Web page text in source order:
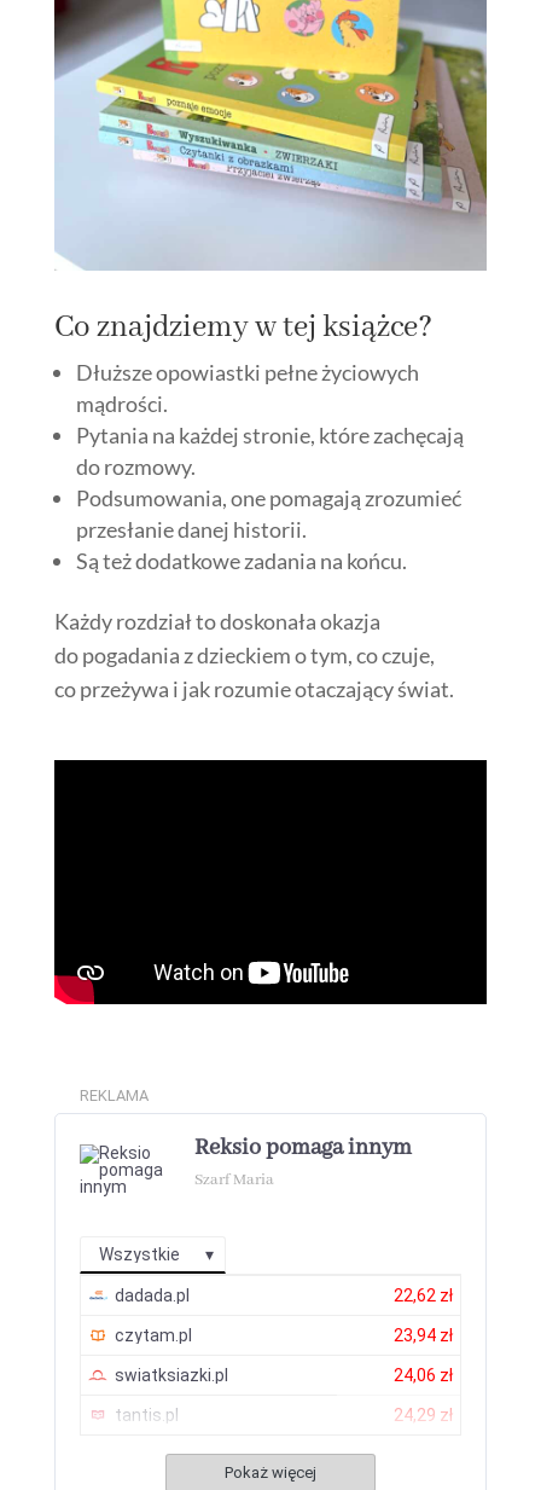
Co znajdziemy w tej książce?
Dłuższe opowiastki pełne życiowych
mądrości.
Pytania na każdej stronie, które zachęcają
do rozmowy.
Podsumowania, one pomagają zrozumieć
przesłanie danej historii.
Są też dodatkowe zadania na końcu.
Każdy rozdział to doskonała okazja
do pogadania z dzieckiem o tym, co czuje,
co przeżywa i jak rozumie otaczający świat.
REKLAMA
Reksio pomaga innym
Szarf Maria
Wszystkie
dadada.pl 22,62 zł
czytam.pl 23,94 zł
swiatksiazki.pl 24,06 zł
tantis.pl 24,29 zł
Pokaż więcej